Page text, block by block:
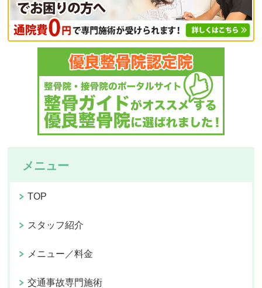
メニュー
TOP
スタッフ紹介
メニュー／料金
交通事故専門施術